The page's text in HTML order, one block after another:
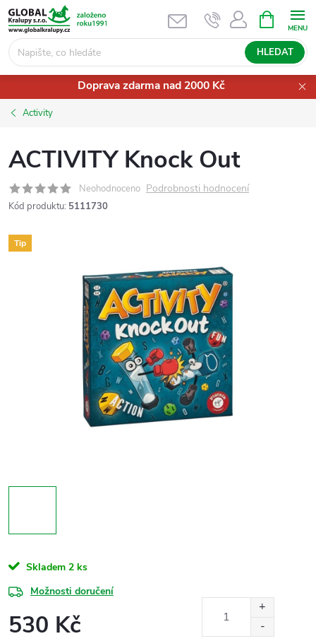
Přejít
na
obsah
HLEDAT
NÁKUPNÍ
KOŠÍK
Doprava zdarma nad 2000 Kč
Activity
ACTIVITY Knock Out
Neohodnoceno Podrobnosti hodnocení
Kód produktu: 5111730
Tip
Skladem 2 ks
Možnosti doručení
530 Kč